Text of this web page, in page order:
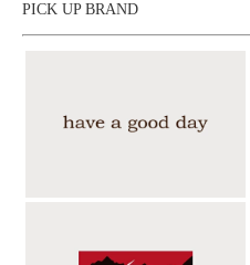
PICK UP BRAND